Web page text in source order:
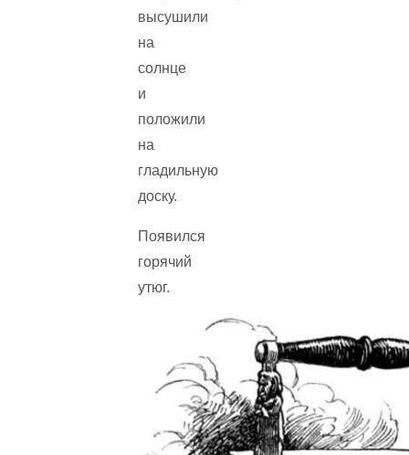
высушили
на
солнце
и
положили
на
гладильную
доску.
Появился
горячий
утюг.